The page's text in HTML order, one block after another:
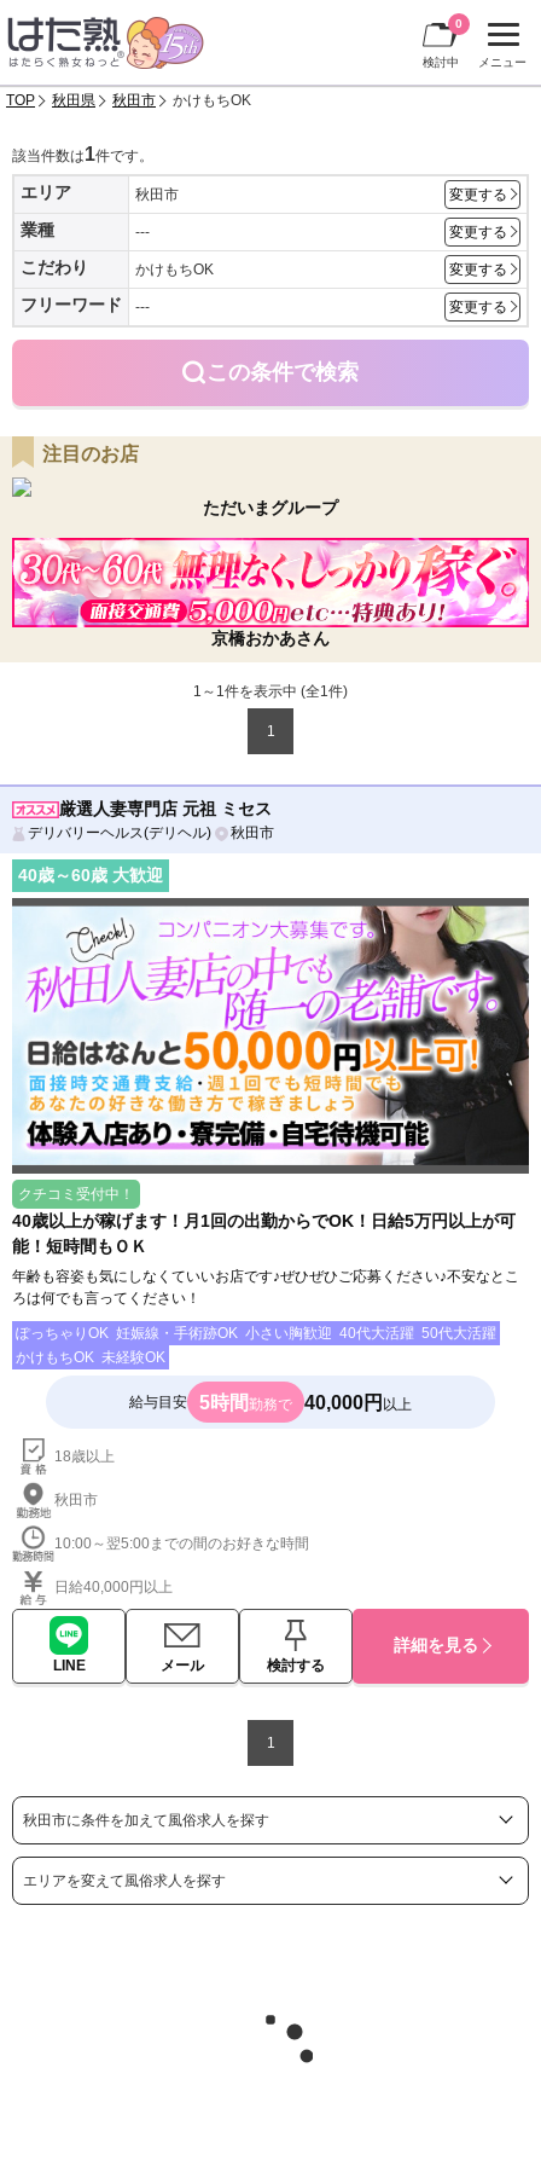
メニュー
検討中
0
TOP 秋田県 秋田市 かけもちOK
該当件数は1件です。
エリア 秋田市 変更する
業種 --- 変更する
こだわり かけもちOK 変更する
フリーワード --- 変更する
この条件で検索
注目のお店
ただいまグループ
京橋おかあさん
1～1件を表示中 (全1件)
1
厳選人妻専門店 元祖 ミセス
デリバリーヘルス(デリヘル) 秋田市
40歳～60歳 大歓迎
クチコミ受付中！
40歳以上が稼げます！月1回の出勤からでOK！日給5万円以上が可
能！短時間もＯＫ
年齢も容姿も気にしなくていいお店です♪ぜひぜひご応募ください♪不安なとこ
ろは何でも言ってください！
ぽっちゃりOK 妊娠線・手術跡OK 小さい胸歓迎 40代大活躍 50代大活躍
かけもちOK 未経験OK
給与目安 5時間勤務で 40,000円 以上
18歳以上
秋田市
10:00～翌5:00までの間のお好きな時間
日給40,000円以上
LINE メール 検討する
詳細を見る
1
秋田市に条件を加えて風俗求人を探す
エリアを変えて風俗求人を探す